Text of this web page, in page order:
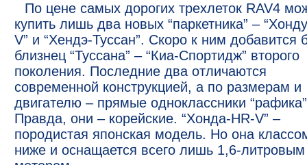
По цене самых дорогих трехлеток RAV4
купить лишь два новых “паркетника” –
V” и “Хендэ-Туссан”. Скоро к ним добавится
близнец “Туссана” – “Киа-Спортидж” второго
поколения. Последние два отличаются
современной конструкцией, а по размерам и
двигателю – прямые одноклассники
Правда, они – корейские. “Хонда-НR-V” –
породистая японская модель. Но она
ниже и оснащается всего лишь 1,6-литровым